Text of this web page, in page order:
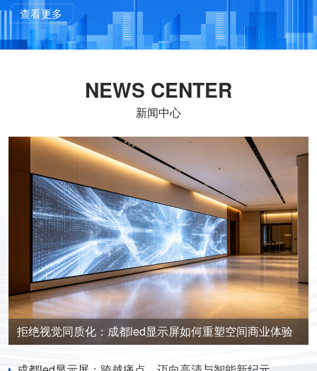
术和人才的优势，其产品先后涉足光电工程技术、自动识别
技术、智能化控制技术及其计算机网络及管理、系统集成等
数字高科技领域。
查看更多
NEWS CENTER
新闻中心
拒绝视觉同质化：成都led显示屏如何重塑空间商业体验